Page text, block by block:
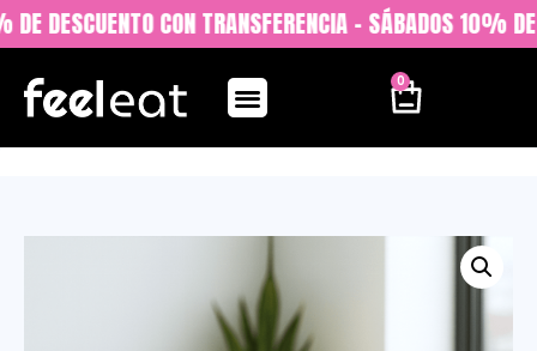
CON TRANSFERENCIA - SÁBADOS 10% DE
0